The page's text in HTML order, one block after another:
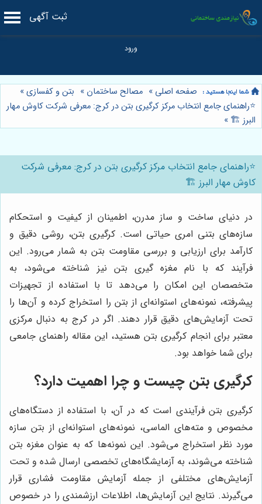
ثبت آگهی
صفحه اصلی » مصالح ساختمان » بتن و کفسازی»
⭐️راهنمای جامع انتخاب مرکز کرگیری بتن در کرج: معرفی شرکت کاوش مهار
البرز 🏗️ »
⭐️راهنمای جامع انتخاب مرکز کرگیری بتن در کرج: معرفی شرکت
کاوش مهار البرز 🏗️
در دنیای ساخت و ساز مدرن، اطمینان از کیفیت و استحکام
سازه‌های بتنی امری حیاتی است. کرگیری بتن، روشی دقیق و
کارآمد برای ارزیابی و بررسی مقاومت بتن به شمار می‌رود. این
فرآیند که با نام مغزه گیری بتن نیز شناخته می‌شود، به
متخصصان این امکان را می‌دهد تا با استفاده از تجهیزات
پیشرفته، نمونه‌های استوانه‌ای از بتن را استخراج کرده و آن‌ها را
تحت آزمایش‌های دقیق قرار دهند. اگر در کرج به دنبال مرکزی
معتبر برای انجام کرگیری بتن هستید، این مقاله راهنمای جامعی
برای شما خواهد بود.
کرگیری بتن چیست و چرا اهمیت دارد؟
کرگیری بتن فرآیندی است که در آن، با استفاده از دستگاه‌های
مخصوص و مته‌های الماسی، نمونه‌های استوانه‌ای از بتن سازه
مورد نظر استخراج می‌شود. این نمونه‌ها که به عنوان مغزه بتن
شناخته می‌شوند، به آزمایشگاه‌های تخصصی ارسال شده و تحت
آزمایش‌های مختلفی از جمله آزمایش مقاومت فشاری قرار
می‌گیرند. نتایج این آزمایش‌ها، اطلاعات ارزشمندی را در خصوص